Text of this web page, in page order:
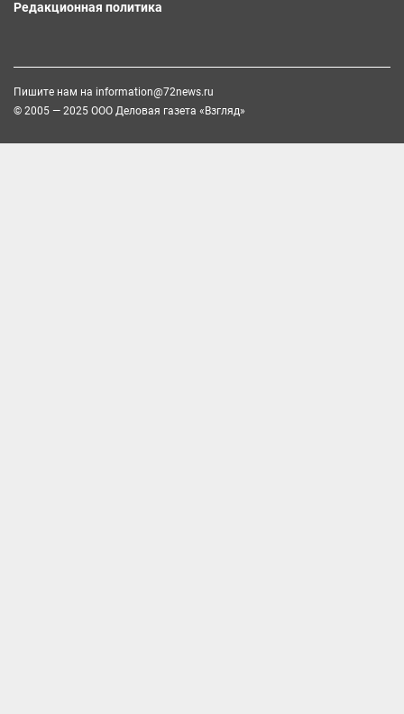
Редакционная политика
Пишите нам на information@72news.ru
© 2005 — 2025 ООО Деловая газета «Взгляд»